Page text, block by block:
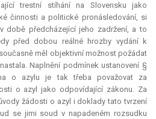
trestní stíhání na Slovensku jako
činnosti a politické pronásledování, si
době předcházející jeho zadržení, a to
před dobou reálné hrozby vydání k
měl objektivní možnost požádat
Naplnění podmínek ustanovení §
o azylu je tak třeba považovat za
o azyl jako odpovídající zákonu. Za
žádosti o azyl i doklady tato tvrzení
se jimi soud v napadeném rozsudku